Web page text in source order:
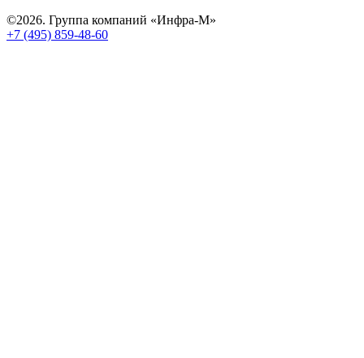
©2026. Группа компаний «Инфра-М»
+7 (495) 859-48-60